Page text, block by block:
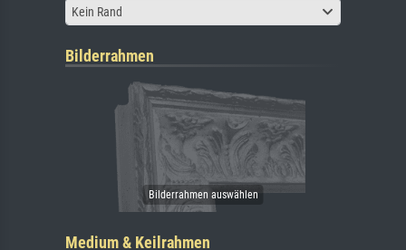
Kein Rand
Bilderrahmen
Medium & Keilrahmen